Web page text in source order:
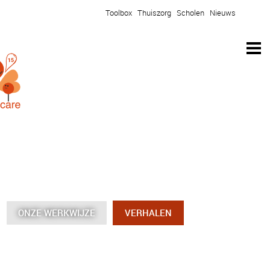
Toolbox Thuiszorg Scholen Nieuws
ONZE WERKWIJZE VERHALEN
ONZE WERKWIJZE VERHALEN
ONZE WERKWIJZE VERHALEN
ONZE WERKWIJZE VERHALEN